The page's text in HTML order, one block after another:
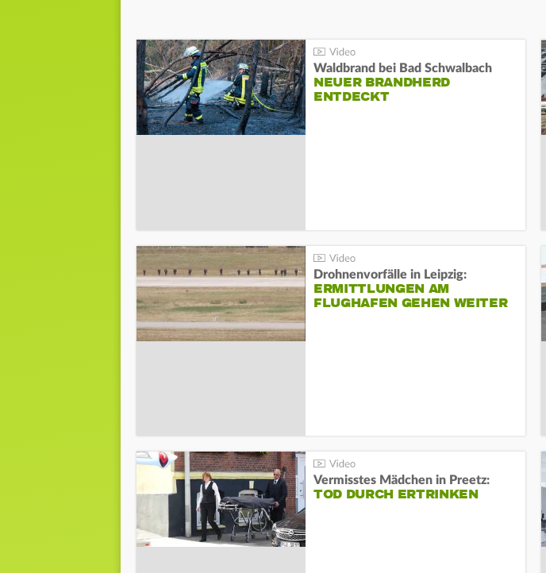
Waldbrand bei Bad Schwalbach
NEUER BRANDHERD
ENTDECKT
Drohnenvorfälle in Leipzig:
ERMITTLUNGEN AM
FLUGHAFEN GEHEN WEITER
Vermisstes Mädchen in Preetz:
TOD DURCH ERTRINKEN